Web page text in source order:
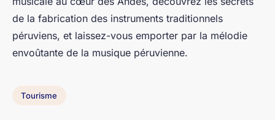
de la fabrication des instruments traditionnels
péruviens, et laissez-vous emporter par la mélodie
envoûtante de la musique péruvienne.
Tourisme